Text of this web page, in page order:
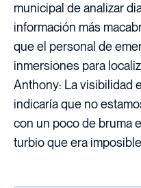
municipal de analizar
información más
que el personal de
inmersiones para
Anthony: La visibilidad
indicaría que no
con un poco de bruma
turbio que era